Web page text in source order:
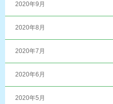
2020年9月
2020年8月
2020年7月
2020年6月
2020年5月